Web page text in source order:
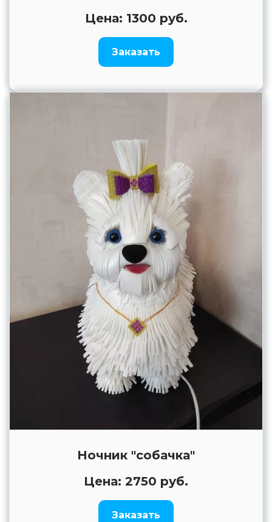
Цена: 1300 руб.
Заказать
Ночник "собачка"
Цена: 2750 руб.
Заказать